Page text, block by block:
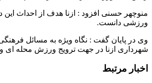
منوچهر حسنی افزود : ازنا هدف از احداث
ورزشی دانست.
وی در پایان گفت : نگاه ویژه به مسائل
شهرداری ازنا در جهت ترویج ورزش محله ای
اخبار مرتبط